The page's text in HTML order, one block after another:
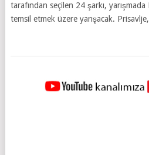
tarafından seçilen 24 şarkı, yarışmada
temsil etmek üzere yarışacak.
YAZILAR